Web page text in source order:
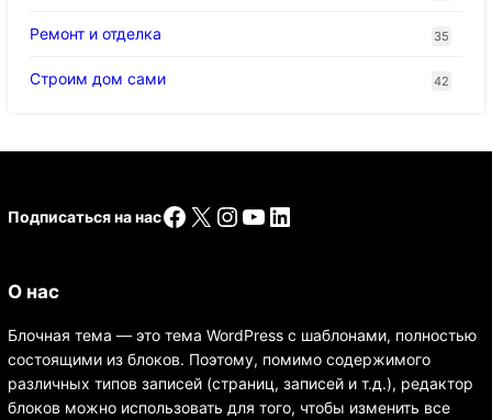
Ремонт и отделка 35
Строим дом сами 42
Подписаться на насFacebook
X Instagram
YouTube
LinkedIn
О нас
Блочная тема — это тема WordPress с шаблонами, полностью
состоящими из блоков. Поэтому, помимо содержимого
различных типов записей (страниц, записей и т.д.), редактор
блоков можно использовать для того, чтобы изменить все